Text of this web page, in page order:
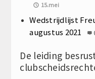
15.mei
Wedstrijdlijst
augustus 2021
De leiding